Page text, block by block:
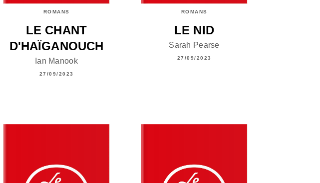
ROMANS
LE CHANT
D'HAÏGANOUCH
Ian Manook
27/09/2023
ROMANS
LE NID
Sarah Pearse
27/09/2023